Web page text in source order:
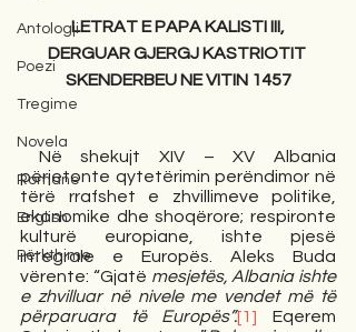
Antologji
Poezi
Tregime
Novela
Romane
English
Përkthime
LETRAT E PAPA KALISTI III,
DERGUAR GJERGJ KASTRIOTIT
SKENDERBEU NE VITIN 1457
përjetonte qytetërimin perëndimor në
tërë rrafshet e zhvillimeve politike,
ekonomike dhe shoqërore; respironte
kulturë europiane, ishte pjesë
integrale e Europës. Aleks Buda
vërente: “Gjatë mesjetës, Albania ishte
e zhvilluar në nivele me vendet më të
përparuara të Europës”.[1] Eqerem